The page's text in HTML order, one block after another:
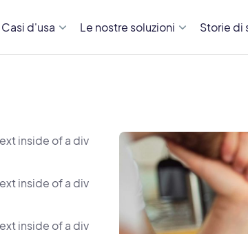
Casi d'usa Le nostre soluzioni Storie di
inside of a div
inside of a div
inside of a div